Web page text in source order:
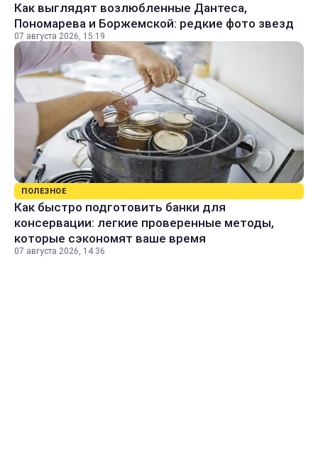
Как выглядят возлюбленные Дантеса,
Пономарева и Боржемской: редкие фото звезд
07 августа 2026, 15:19
ПОЛЕЗНОЕ
Как быстро подготовить банки для
консервации: легкие проверенные методы,
которые сэкономят ваше время
07 августа 2026, 14:36